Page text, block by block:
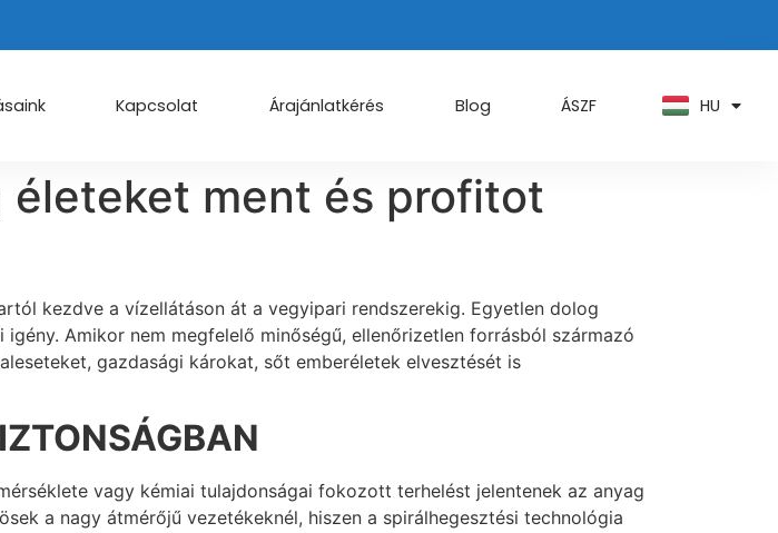
Kapcsolat Árajánlatkérés Blog ÁSZF HU
AR
életeket ment és profitot
kezdve a vízellátáson át a vegyipari rendszerekig. Egyetlen dolog
Amikor nem megfelelő minőségű, ellenőrizetlen forrásból származó
gazdasági károkat, sőt emberéletek elvesztését is
vagy kémiai tulajdonságai fokozott terhelést jelentenek az anyag
a nagy átmérőjű vezetékeknél, hiszen a spirálhegesztési technológia